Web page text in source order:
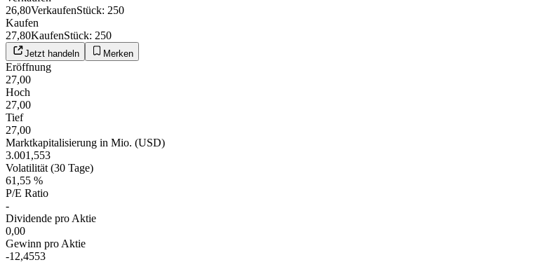
26,80VerkaufenStück: 250
Kaufen
27,80KaufenStück: 250
Jetzt handeln Merken
Eröffnung
27,00
Hoch
27,00
Tief
27,00
Marktkapitalisierung in Mio. (USD)
3.001,553
Volatilität (30 Tage)
61,55 %
P/E Ratio
-
Dividende pro Aktie
0,00
Gewinn pro Aktie
-12,4553